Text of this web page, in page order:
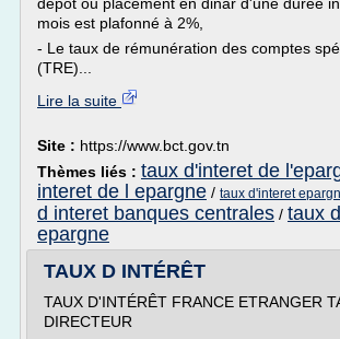
mois est plafonné à 2%,
- Le taux de rémunération des comptes
(TRE)...
Lire la suite
Site : https://www.bct.gov.tn
Thèmes liés : taux d'interet de
interet de l epargne / taux d'interet
d interet banques centrales / taux
epargne
TAUX D INTÉRÊT
TAUX D'INTÉRÊT FRANCE ETRANGER
DIRECTEUR